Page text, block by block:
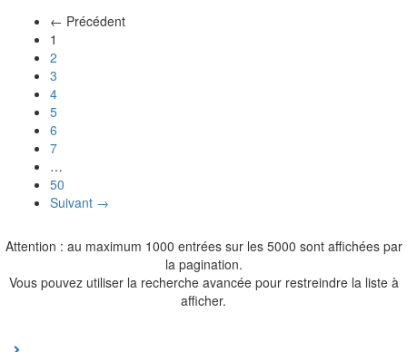
← Précédent
1
2
3
4
5
6
7
…
50
Suivant →
Attention : au maximum 1000 entrées sur les 5000 sont affichées par
la pagination.
Vous pouvez utiliser la recherche avancée pour restreindre la liste à
afficher.